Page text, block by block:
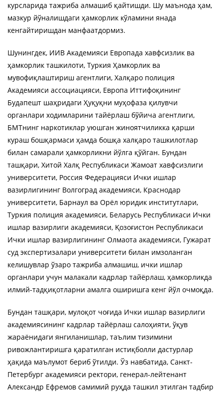
курсларида тажриба алмашиб қайтишди. Шу маънода ҳам,
мазкур йўналишдаги ҳамкорлик кўламини янада
кенгайтиришдан манфаатдормиз.
Шунингдек, ИИВ Академияси Европада хавфсизлик ва
ҳамкорлик ташкилоти, Туркия Ҳамкорлик ва
мувофиқлаштириш агентлиги, Халқаро полиция
Академияси ассоциацияси, Европа Иттифоқининг
Будапешт шаҳридаги Ҳуқуқни муҳофаза қилувчи
органлари ходимларини тайёрлаш бўйича агентлиги,
БМТнинг наркотиклар уюшган жиноятчиликка қарши
кураш бошқармаси ҳамда бошқа халқаро ташкилотлар
билан самарали ҳамкорликни йўлга қўйган. Бундан
ташқари, Хитой Халқ Республикаси Жамоат хавфсизлиги
университети, Россия Федерацияси Ички ишлар
вазирлигининг Волгоград академияси, Краснодар
университети, Барнаул ва Орёл юридик институтлари,
Туркия полиция академияси, Беларусь Республикаси Ички
ишлар вазирлиги академияси, Қозоғистон Республикаси
Ички ишлар вазирлигининг Олмаота академияси, Гужарат
суд экспертизалари университети билан имзоланган
келишувлар ўзаро тажриба алмашиш, ички ишлар
органлари учун малакали кадрлар тайёрлаш, ҳамкорликда
илмий-тадқиқотларни амалга оширишга кенг йўл очмоқда.
Бундан ташқари, мулоқот чоғида Ички ишлар вазирлиги
академиясининг кадрлар тайёрлаш салоҳияти, ўқув
жараёнидаги янгиланишлар, таълим тизимини
ривожлантиришга қаратилган истиқболли дастурлар
ҳақида маълумот бериб ўтилди. Ўз навбатида, Санкт-
Петербург академияси ректори, генерал-лейтенант
Александр Ефремов самимий руҳда ташкил этилган тадбир